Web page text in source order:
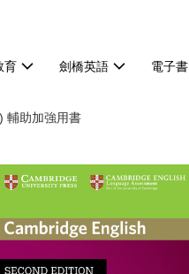
育 劍橋英語 電子書
輔助加強用書